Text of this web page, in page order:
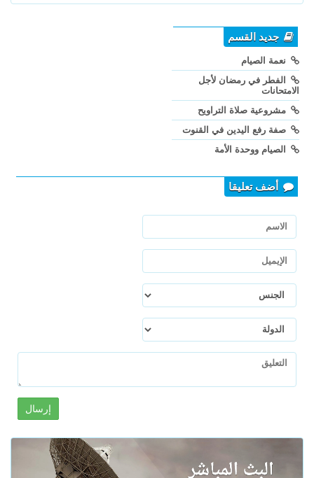
جديد القسم
نعمة الصيام
الفطر في رمضان لأجل
الامتحانات
مشروعية صلاة التراويح
صفة رفع اليدين في القنوت
الصيام ووحدة الأمة
أضف تعليقا
إرسال